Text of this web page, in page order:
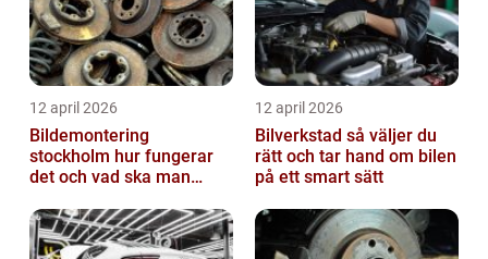
12 april 2026
Bildemontering
stockholm hur fungerar
det och vad ska man
12 april 2026
Bilverkstad så väljer du
rätt och tar hand om bilen
på ett smart sätt